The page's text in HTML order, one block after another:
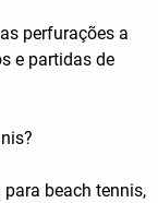
perfurações a
e partidas de
beach tennis,